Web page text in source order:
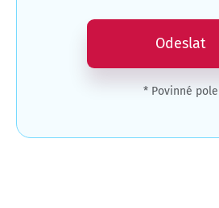
Odeslat
* Povinné pole